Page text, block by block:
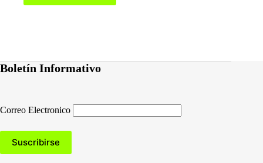
Boletín Informativo
Correo Electronico